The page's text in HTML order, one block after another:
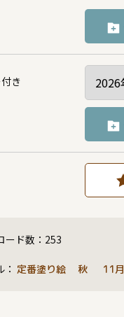
き
ード数： 253
定番塗り絵 秋 11月